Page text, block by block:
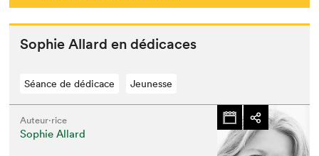
Sophie Allard en dédicaces
Séance de dédicace Jeunesse
Auteur·rice
Sophie Allard